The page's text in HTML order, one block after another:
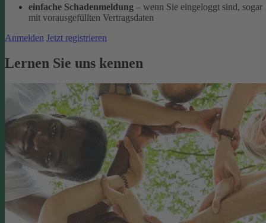
einfache Schadenmeldung – wenn Sie eingeloggt sind, sogar
mit vorausgefüllten Vertragsdaten
Anmelden Jetzt registrieren
Lernen Sie uns kennen